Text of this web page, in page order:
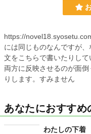
https://
には同じものなんですが
文をこちらで書いたりし
両方に反映させるのが面
りします。すみません
あなたにおすすめ
わたしの下着